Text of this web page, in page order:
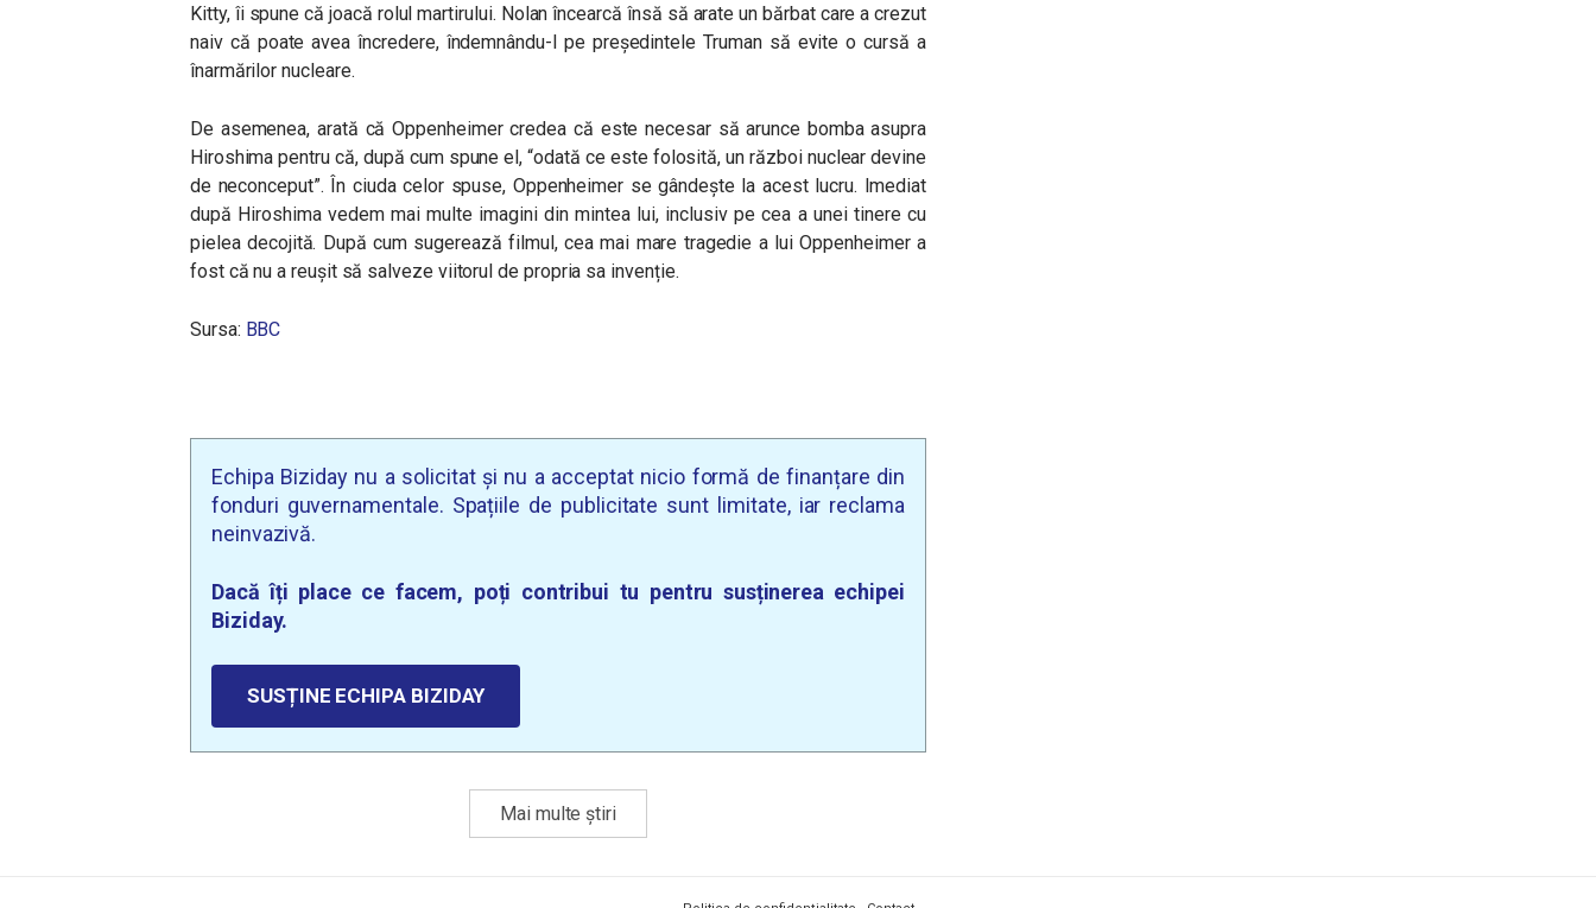
Kitty, îi spune că joacă rolul martirului. Nolan încearcă însă să arate un bărbat care a crezut
naiv că poate avea încredere, îndemnându-l pe președintele Truman să evite o cursă a
înarmărilor nucleare.
De asemenea, arată căOppenheimercredea că este necesar să arunce bomba asupra
Hiroshima pentru că, după cum spune el, “odată ce este folosită, un război nuclear devine
de neconceput”. În ciuda celor spuse, Oppenheimer se gândește la acest lucru. Imediat
după Hiroshima vedem mai multe imagini din mintea lui, inclusiv pe cea a unei tinere cu
pielea decojită. După cum sugerează filmul, cea mai mare tragedie a lui Oppenheimer a
fost că nu a reușit să salveze viitorul de propria sa invenție.
Sursa: BBC
Echipa Biziday nu a solicitat și nu a acceptat nicio formă de finanțare din
fonduri guvernamentale. Spațiile de publicitate sunt limitate, iar reclama
neinvazivă.
Dacă îți place ce facem, poți contribui tu pentru susținerea echipei
Biziday.
SUSȚINE ECHIPA BIZIDAY
Mai multe știri